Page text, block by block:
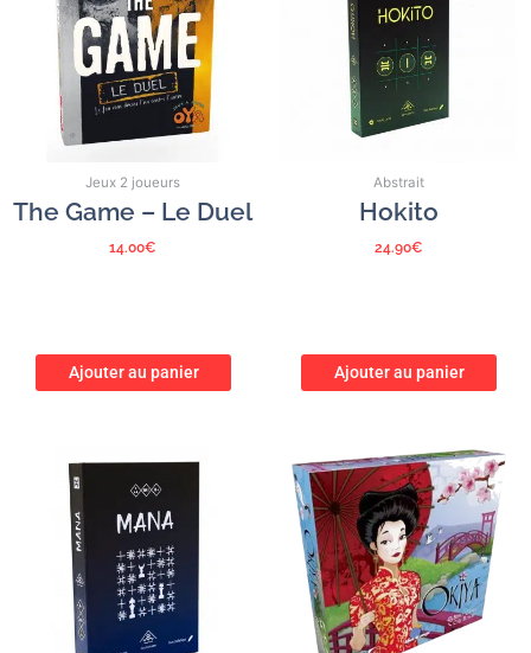
Jeux 2 joueurs
The Game – Le Duel
14.00€
Ajouter au panier
Abstrait
Hokito
24.90€
Ajouter au panier